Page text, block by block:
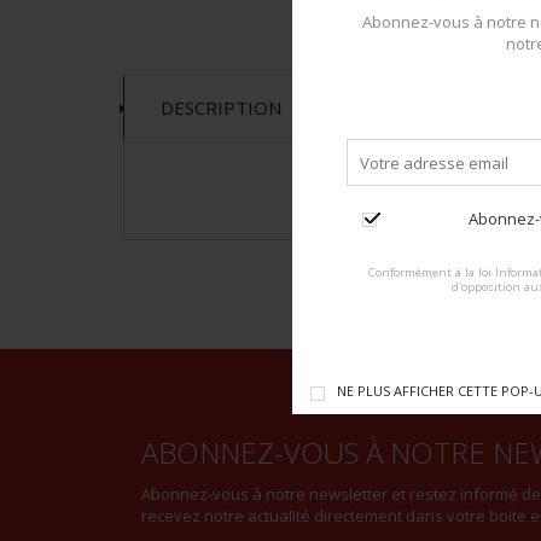
Abonnez-vous à notre
Conformément à la loi
d'opposition
NE PLUS AFFICHER CETTE POP-
DESCRIPTION
ABONNEZ-VOUS À NOTRE
Abonnez-vous à notre newsletter et restez informé
recevez notre actualité directement dans votre boite